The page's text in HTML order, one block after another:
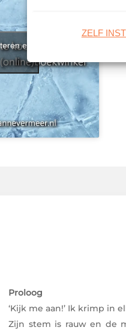
ZELF
en
Proloog
‘Kijk me aan!’ Ik krimp in
Zijn stem is rauw en de